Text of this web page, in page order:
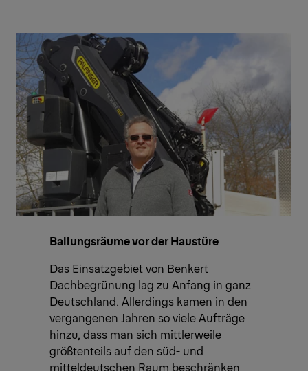
Ballungsräume vor der Haustüre
Das Einsatzgebiet von Benkert
Dachbegrünung lag zu Anfang in ganz
Deutschland. Allerdings kamen in den
vergangenen Jahren so viele Aufträge
hinzu, dass man sich mittlerweile
größtenteils auf den süd- und
mitteldeutschen Raum beschränken